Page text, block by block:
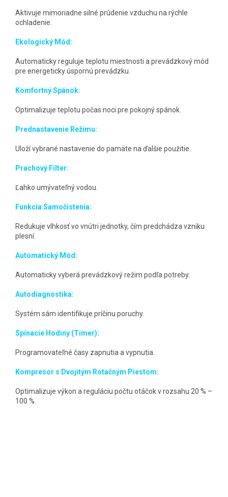
Aktivuje mimoriadne silné prúdenie vzduchu na rýchle
ochladenie.
Ekologický Mód:
Automaticky reguluje teplotu miestnosti a prevádzkový mód
pre energeticky úspornú prevádzku.
Komfortný Spánok:
Optimalizuje teplotu počas noci pre pokojný spánok.
Prednastavenie Režimu:
Uloží vybrané nastavenie do pamäte na ďalšie použitie.
Prachový Filter:
Ľahko umývateľný vodou.
Funkcia Samočistenia:
Redukuje vlhkosť vo vnútri jednotky, čím predchádza vzniku
plesní.
Automatický Mód:
Automaticky vyberá prevádzkový režim podľa potreby.
Autodiagnostika:
Systém sám identifikuje príčinu poruchy.
Spínacie Hodiny (Timer):
Programovateľné časy zapnutia a vypnutia.
Kompresor s Dvojitým Rotačným Piestom:
Optimalizuje výkon a reguláciu počtu otáčok v rozsahu 20 % –
100 %.